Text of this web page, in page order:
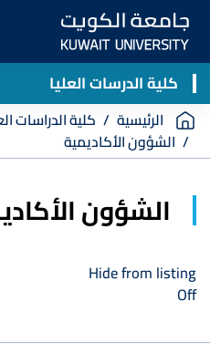
Skip
main
contentكلية الدرسات العليا
Breadcrumb
الرئيسية كلية الدراسات
الشؤون الأكاديمية
الشؤون
Hide from listing
Off